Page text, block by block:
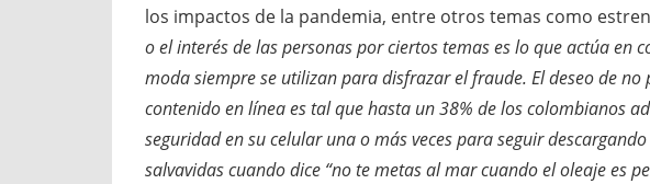
los impactos de la pandemia, entre otros temas como
o el interés de las personas por ciertos temas es lo que actúa en
moda siempre se utilizan para disfrazar el fraude. El deseo de
contenido en línea es tal que hasta un 38% de los colombianos
seguridad en su celular una o más veces para seguir
salvavidas cuando dice “no te metas al mar cuando el oleaje es